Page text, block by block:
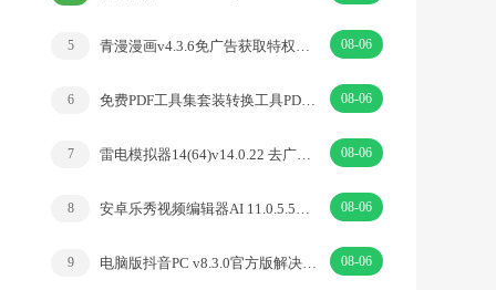
5 青漫漫画v4.3.6免广告获取特权重制修复版 08-06
6 免费PDF工具集套装转换工具PDFgear v2.1.18 08-06
7 雷电模拟器14(64)v14.0.22 去广告绿色纯净版 08-06
8 安卓乐秀视频编辑器AI 11.0.5.5去广告解锁VIP版 08-06
9 电脑版抖音PC v8.3.0官方版解决网页切换烦恼 08-06